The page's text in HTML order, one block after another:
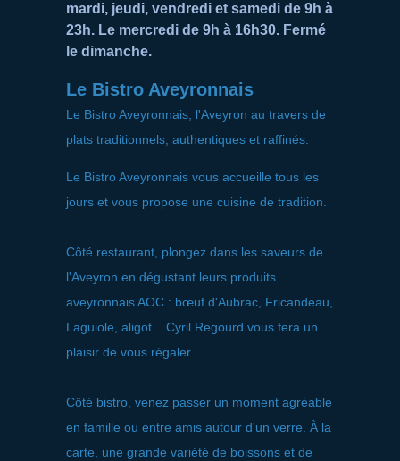
mardi, jeudi, vendredi et samedi de 9h à
23h. Le mercredi de 9h à 16h30. Fermé
le dimanche.
Le Bistro Aveyronnais
Le Bistro Aveyronnais, l'Aveyron au travers de
plats traditionnels, authentiques et raffinés.
Le Bistro Aveyronnais vous accueille tous les
jours et vous propose une cuisine de tradition.
Côté restaurant, plongez dans les saveurs de
l'Aveyron en dégustant leurs produits
aveyronnais AOC : bœuf d'Aubrac, Fricandeau,
Laguiole, aligot... Cyril Regourd vous fera un
plaisir de vous régaler.
Côté bistro, venez passer un moment agréable
en famille ou entre amis autour d'un verre. À la
carte, une grande variété de boissons et de